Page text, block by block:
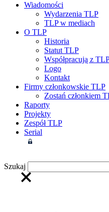
Wiadomości
Wydarzenia TLP
TLP w mediach
O TLP
Historia
Statut TLP
Współpracują z
Logo
Kontakt
Firmy członkowskie TLP
Zostań członkiem
Raporty
Projekty
Zespół TLP
Serial
Szukaj